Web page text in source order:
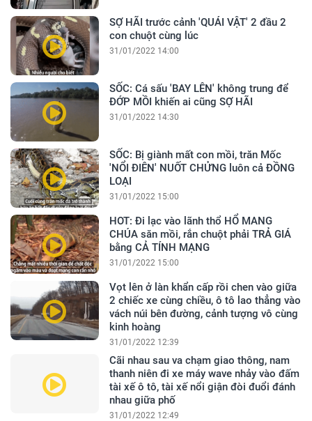
SỢ HÃI trước cảnh 'QUÁI VẬT' 2 đầu 2
con chuột cùng lúc
31/01/2022 14:00
SỐC: Cá sấu 'BAY LÊN' không trung để
ĐỚP MỒI khiến ai cũng SỢ HÃI
31/01/2022 14:30
SỐC: Bị giành mất con mồi, trăn Mốc
'NỔI ĐIÊN' NUỐT CHỬNG luôn cả ĐỒNG
LOẠI
31/01/2022 15:00
HOT: Đi lạc vào lãnh thổ HỔ MANG
CHÚA săn mồi, rắn chuột phải TRẢ GIÁ
bằng CẢ TÍNH MẠNG
31/01/2022 15:00
Vọt lên ở làn khẩn cấp rồi chen vào giữa
2 chiếc xe cùng chiều, ô tô lao thẳng vào
vách núi bên đường, cảnh tượng vô cùng
kinh hoàng
31/01/2022 12:39
Cãi nhau sau va chạm giao thông, nam
thanh niên đi xe máy wave nhảy vào đấm
tài xế ô tô, tài xế nổi giận đòi đuổi đánh
nhau giữa phố
31/01/2022 12:49